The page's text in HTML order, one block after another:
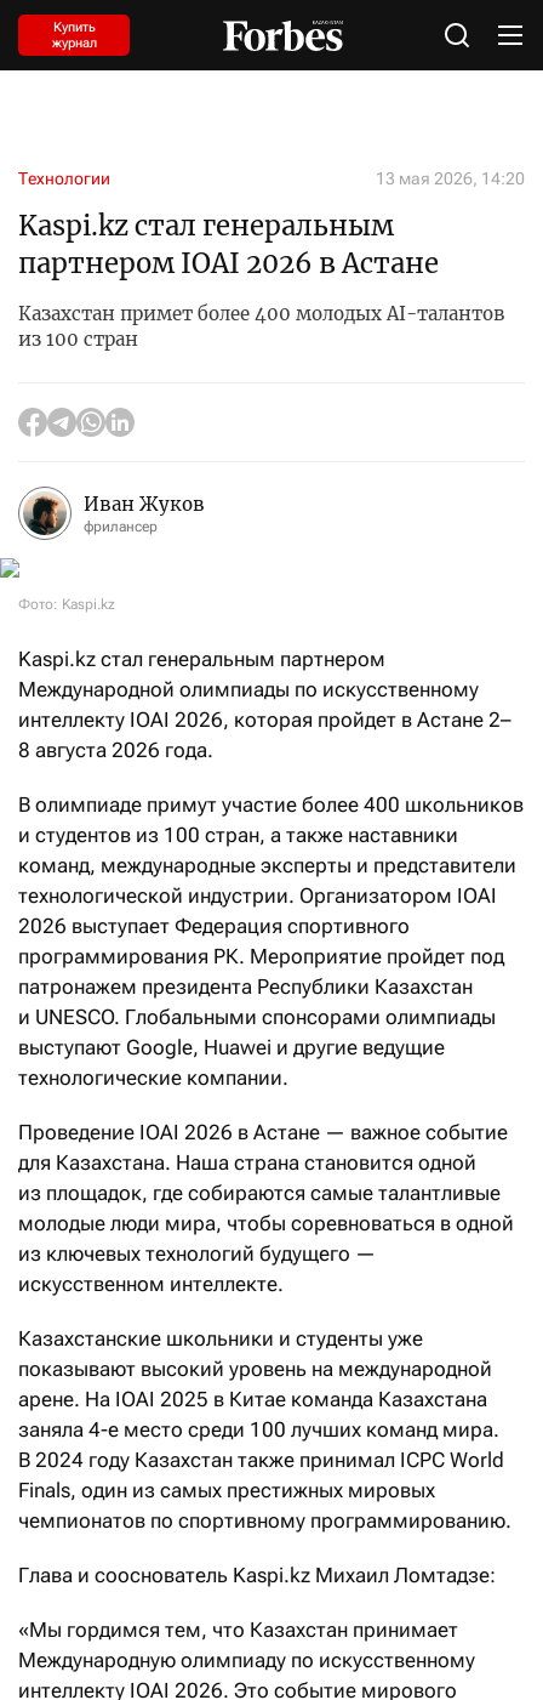
Купить
журнал
Технологии 13 мая 2026, 14:20
Kaspi.kz стал генеральным
партнером IOAI 2026 в Астане
Казахстан примет более 400 молодых AI-талантов
из 100 стран
Иван Жуков
фрилансер
Фото: Kaspi.kz
Kaspi.kz стал генеральным партнером
Международной олимпиады по искусственному
интеллекту IOAI 2026, которая пройдет в Астане 2–
8 августа 2026 года.
В олимпиаде примут участие более 400 школьников
и студентов из 100 стран, а также наставники
команд, международные эксперты и представители
технологической индустрии. Организатором IOAI
2026 выступает Федерация спортивного
программирования РК. Мероприятие пройдет под
патронажем президента Республики Казахстан
и UNESCO. Глобальными спонсорами олимпиады
выступают Google, Huawei и другие ведущие
технологические компании.
Проведение IOAI 2026 в Астане — важное событие
для Казахстана. Наша страна становится одной
из площадок, где собираются самые талантливые
молодые люди мира, чтобы соревноваться в одной
из ключевых технологий будущего —
искусственном интеллекте.
Казахстанские школьники и студенты уже
показывают высокий уровень на международной
арене. На IOAI 2025 в Китае команда Казахстана
заняла 4-е место среди 100 лучших команд мира.
В 2024 году Казахстан также принимал ICPC World
Finals, один из самых престижных мировых
чемпионатов по спортивному программированию.
Глава и сооснователь Kaspi.kz Михаил Ломтадзе:
«Мы гордимся тем, что Казахстан принимает
Международную олимпиаду по искусственному
интеллекту IOAI 2026. Это событие мирового